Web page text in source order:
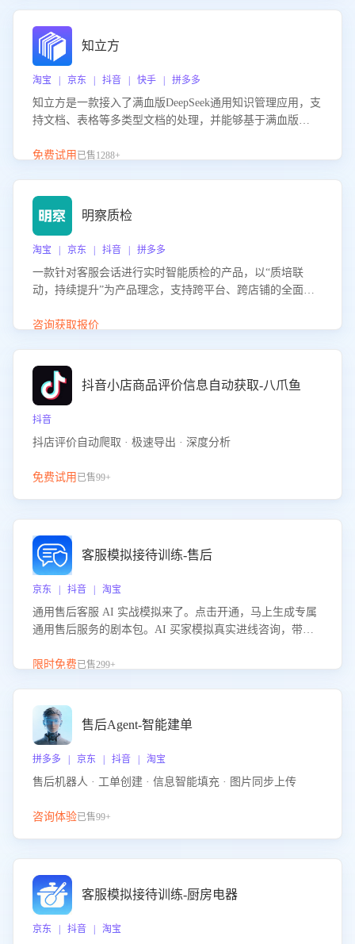
知立方
淘宝 | 京东 | 抖音 | 快手 | 拼多多
知立方是一款接入了满血版DeepSeek通用知识管理应用，支
持文档、表格等多类型文档的处理，并能够基于满血版
识支持，帮助用户高效管理和利用知识资源。通过该产品，
免费试用 已售1288+
明察质检
淘宝 | 京东 | 抖音 | 拼多多
一款针对客服会话进行实时智能质检的产品，以“质培联
动，持续提升”为产品理念，支持跨平台、跨店铺的全面、
升客服团队的销服能力。
咨询获取报价
抖音小店商品评价信息自动获取-八爪鱼
抖音
抖店评价自动爬取 · 极速导出 · 深度分析
免费试用 已售99+
客服模拟接待训练-售后
京东 | 抖音 | 淘宝
通用售后客服 AI 实战模拟来了。点击开通，马上生成专属
通用售后服务的剧本包。AI 买家模拟真实进线咨询，带您
的应对要点，轻松提升服务能力。
限时免费已售299+
售后Agent-智能建单
拼多多 | 京东 | 抖音 | 淘宝
售后机器人 · 工单创建 · 信息智能填充 · 图片同步上传
咨询体验已售99+
客服模拟接待训练-厨房电器
京东 | 抖音 | 淘宝